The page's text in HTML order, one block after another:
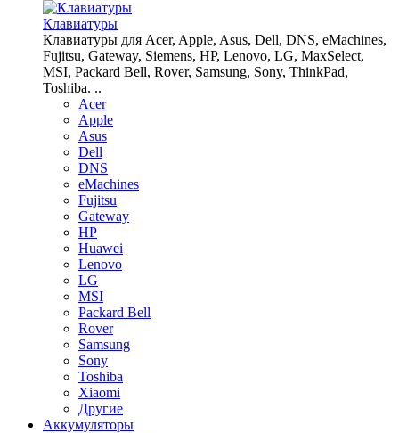
Клавиатуры
Клавиатуры для Acer, Apple, Asus, Dell, DNS, eMachines,
Fujitsu, Gateway, Siemens, HP, Lenovo, LG, MaxSelect,
MSI, Packard Bell, Rover, Samsung, Sony, ThinkPad,
Toshiba. ..
Acer
Apple
Asus
Dell
DNS
eMachines
Fujitsu
Gateway
HP
Huawei
Lenovo
LG
MSI
Packard Bell
Rover
Samsung
Sony
Toshiba
Xiaomi
Другие
Аккумуляторы